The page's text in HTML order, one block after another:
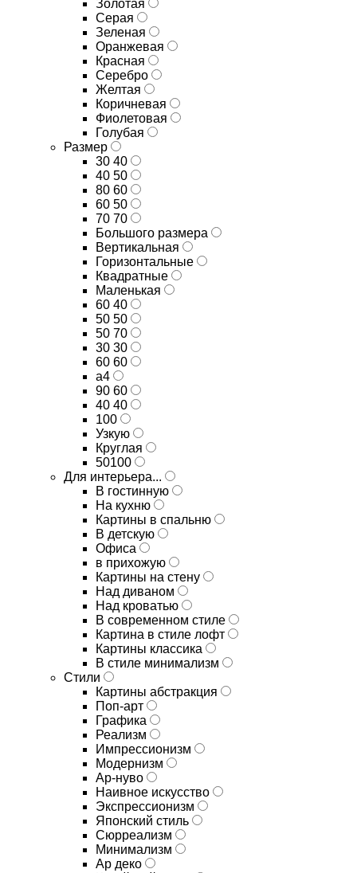
Золотая
Серая
Зеленая
Оранжевая
Красная
Серебро
Желтая
Коричневая
Фиолетовая
Голубая
Размер
30 40
40 50
80 60
60 50
70 70
Большого размера
Вертикальная
Горизонтальные
Квадратные
Маленькая
60 40
50 50
50 70
30 30
60 60
а4
90 60
40 40
100
Узкую
Круглая
50100
Для интерьера...
В гостинную
На кухню
Картины в спальню
В детскую
Офиса
в прихожую
Картины на стену
Над диваном
Над кроватью
В современном стиле
Картина в стиле лофт
Картины классика
В стиле минимализм
Стили
Картины абстракция
Поп-арт
Графика
Реализм
Импрессионизм
Модернизм
Ар-нуво
Наивное искусство
Экспрессионизм
Японский стиль
Сюрреализм
Минимализм
Ар деко